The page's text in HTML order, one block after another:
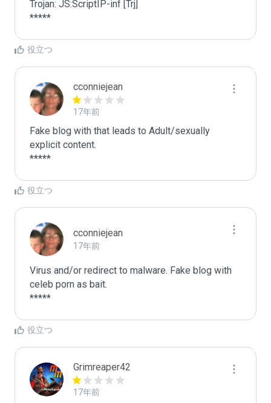
Trojan: JS:ScriptIP-inf [Trj]
*****
役立つ
cconniejean
17年前
Fake blog with that leads to Adult/sexually
explicit content.
*****
役立つ
cconniejean
17年前
Virus and/or redirect to malware. Fake blog with
celeb porn as bait.
*****
役立つ
Grimreaper42
17年前